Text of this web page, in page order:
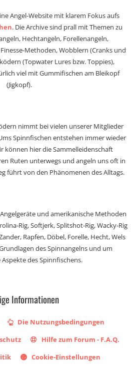
Angel-Website mit klarem Fokus aufs
. Die Archive sind prall mit Themen zu
Hechtangeln, Forellenangeln,
Methoden, Wobblern (Cranks und
(Topwater Lures bzw. Toppies),
viel mit Gummifischen am Bleikopf
(Jigkopf).
nimmt bei vielen unserer Mitglieder
Spinnfischen entstehen immer wieder
können hier die Sammelleidenschaft
Ruten unterwegs und angeln uns oft in
führt von den Phänomenen des Alltags.
und amerikanische Methoden
Rig, Softjerk, Splitshot-Rig, Wacky-Rig
Rapfen, Döbel, Forelle, Hecht, Wels
des Spinnangelns und um
des Spinnfischens.
Informationen
Die Nutzungsbedingungen
Hilfe zum Forum - F.A.Q.
Cookie-Einstellungen